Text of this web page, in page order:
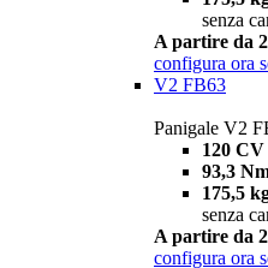
senza
A partire da
configura ora
V2 FB63
Panigale V2
120 CV
93,3
175,5
senza
A partire da
configura ora